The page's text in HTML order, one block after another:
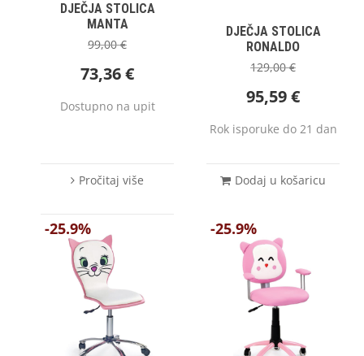
DJEČJA STOLICA
MANTA
99,00€
73,36€
Dostupno na upit
Pročitaj više
DJEČJA STOLICA
RONALDO
129,00€
95,59€
Rok isporuke do 21 dan
Dodaj u košaricu
-25.9% -25.9%